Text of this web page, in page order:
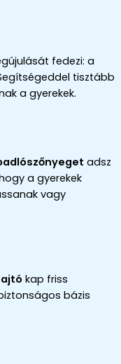
fedezi: a
tisztább
a gyerekek.
adsz
a gyerekek
vagy
kap friss
bázis